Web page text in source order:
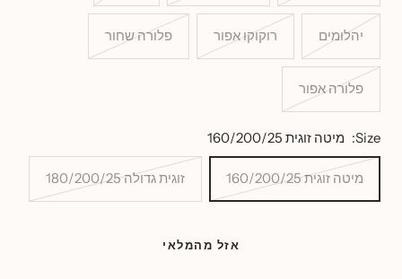
יהלומים רוקוקו אפור פלורה שחור
פלורה אפור
Size: מיטה זוגית 160/200/25
מיטה זוגית 160/200/25 זוגית גדולה 180/200/25
אזל מהמלאי